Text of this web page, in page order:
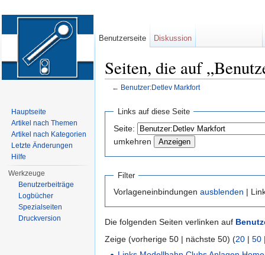
Seiten, die auf
← Benutzer:Detlev Markfort
Links auf diese Seite
Seite:
umkehren
Filter
Vorlageneinbindungen ausblenden |
Die folgenden Seiten verlinken auf
Zeige (vorherige 50 | nächste 50) (20 | 50
Benutzerseite Diskussion
Hauptseite
Artikel nach Themen
Artikel nach Kategorien
Letzte Änderungen
Hilfe
Werkzeuge
Benutzerbeiträge
Logbücher
Spezialseiten
Druckversion